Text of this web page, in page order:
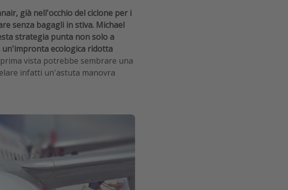
già nell'occhio del ciclone per i
senza bagagli in stiva. Michael
strategia punta non solo a
un'impronta ecologica ridotta
prima vista potrebbe sembrare una
infatti un'astuta manovra